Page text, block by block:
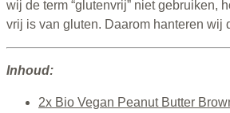
wij de term “glutenvrij” niet gebruiken,
vrij is van gluten. Daarom hanteren wij
Inhoud:
2x Bio Vegan Peanut Butter